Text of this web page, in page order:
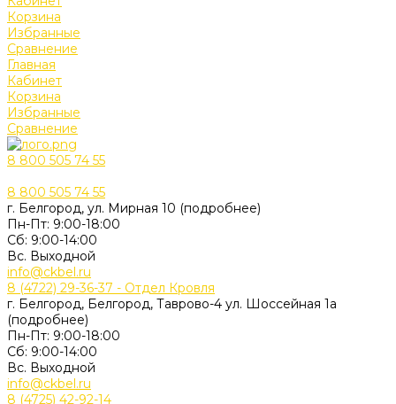
Корзина
Избранные
Сравнение
Главная
Кабинет
Корзина
Избранные
Сравнение
8 800 505 74 55
8 800 505 74 55
г. Белгород, ул. Мирная 10 (подробнее)
Пн-Пт: 9:00-18:00
Cб: 9:00-14:00
Вс. Выходной
info@ckbel.ru
8 (4722) 29-36-37 - Отдел Кровля
г. Белгород, Белгород, Таврово-4 ул. Шоссейная 1а
(подробнее)
Пн-Пт: 9:00-18:00
Cб: 9:00-14:00
Вс. Выходной
info@ckbel.ru
8 (4725) 42-92-14